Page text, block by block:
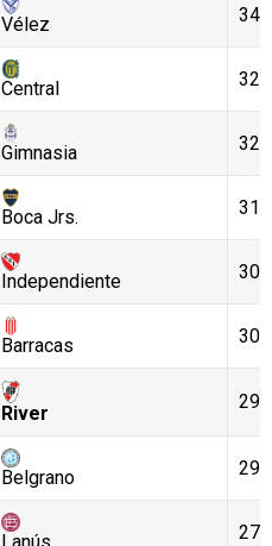
Vélez 34
Central 32
Gimnasia 32
Boca Jrs. 31
Independiente 30
Barracas 30
River
29
Belgrano 29
Lanús 27